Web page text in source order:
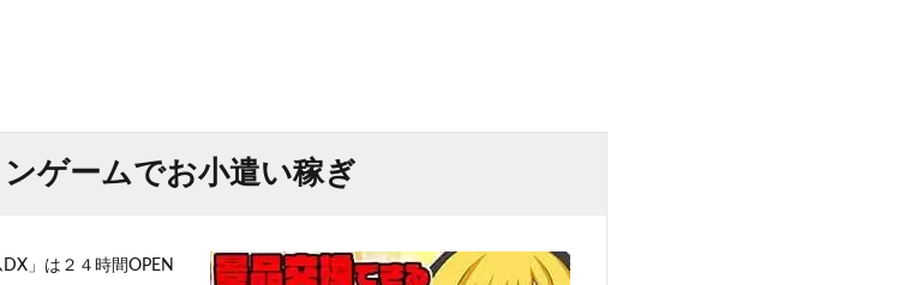
ゲームでお小遣い稼ぎ
」は２４時間OPEN